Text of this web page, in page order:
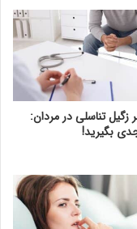
تناسلی در مردان: